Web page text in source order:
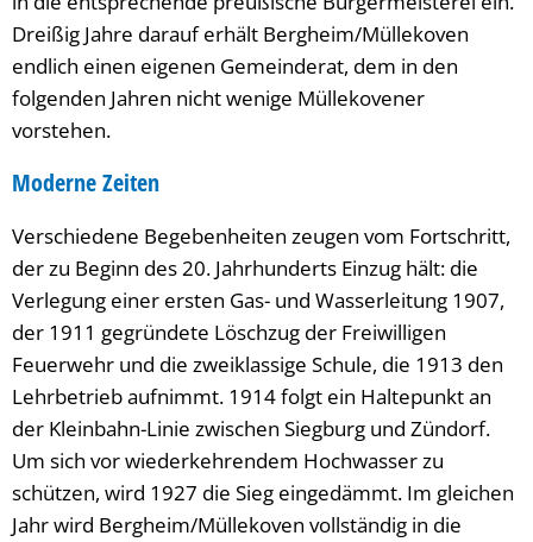
Dreißig Jahre darauf erhält Bergheim/Müllekoven
endlich einen eigenen Gemeinderat, dem in den
folgenden Jahren nicht wenige Müllekovener
vorstehen.
Moderne Zeiten
Verschiedene Begebenheiten zeugen vom Fortschritt,
der zu Beginn des 20. Jahrhunderts Einzug hält: die
Verlegung einer ersten Gas- und Wasserleitung 1907,
der 1911 gegründete Löschzug der Freiwilligen
Feuerwehr und die zweiklassige Schule, die 1913 den
Lehrbetrieb aufnimmt. 1914 folgt ein Haltepunkt an
der Kleinbahn-Linie zwischen Siegburg und Zündorf.
Um sich vor wiederkehrendem Hochwasser zu
schützen, wird 1927 die Sieg eingedämmt. Im gleichen
Jahr wird Bergheim/Müllekoven vollständig in die